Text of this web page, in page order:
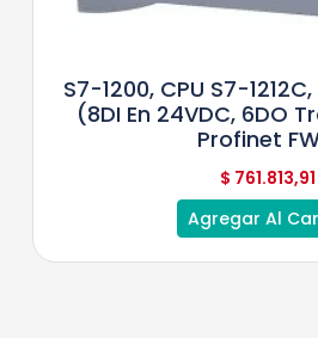
S7-1200, CPU S7-
(8DI En 24VDC, 6DO
Profinet
$ 761.813,91
Agregar Al